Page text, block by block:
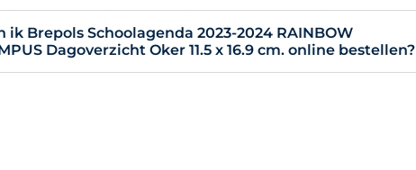
ik Brepols Schoolagenda 2023-2024 RAINBOW
Dagoverzicht Oker 11.5 x 16.9 cm. online bestellen?